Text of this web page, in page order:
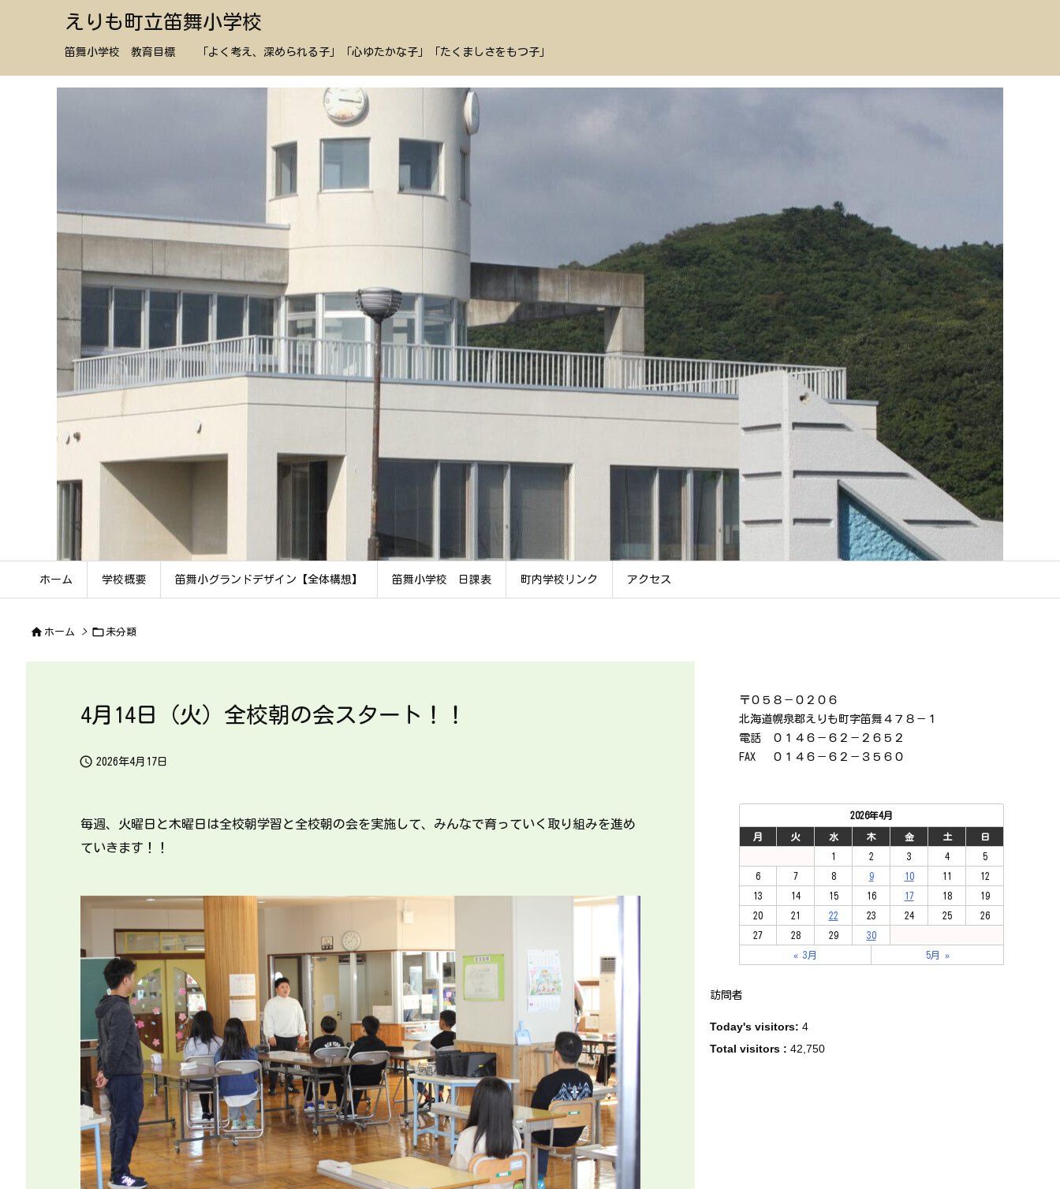
えりも町立笛舞小学校
笛舞小学校 教育目標 「よく考え、深められる子」「心ゆたかな子」「たくましさをもつ子」
ホーム 学校概要 笛舞小グランドデザイン【全体構想】 笛舞小学校 日課表 町内学校リンク アクセス
 ホーム >  未分類
4月14日（火）全校朝の会スタート！！
 2026年4月17日
毎週、火曜日と木曜日は全校朝学習と全校朝の会を実施して、みんなで育っていく取り組みを進め
ていきます！！
〒０５８－０２０６
北海道幌泉郡えりも町字笛舞４７８－１
電話 ０１４６－６２－２６５２
FAX ０１４６－６２－３５６０
2026年4月
月 火 水 木 金 土 日
1 2 3 4 5
6 7 8 9 10 11 12
13 14 15 16 17 18 19
20 21 22 23 24 25 26
27 28 29 30
« 3月 5月 »
訪問者
Today's visitors: 4
Total visitors : 42,750